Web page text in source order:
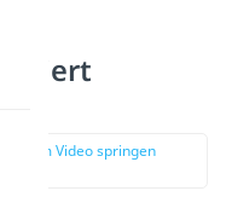
im Video springen